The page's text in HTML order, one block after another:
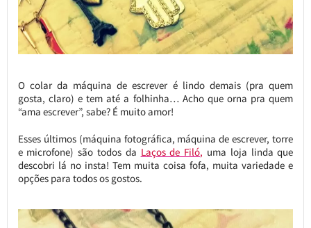
O colar da máquina de escrever é lindo demais (pra quem
gosta, claro) e tem até a folhinha… Acho que orna pra quem
“ama escrever”, sabe? É muito amor!
Esses últimos (máquina fotográfica, máquina de escrever, torre
e microfone) são todos da Laços de Filó, uma loja linda que
descobri lá no insta! Tem muita coisa fofa, muita variedade e
opções para todos os gostos.